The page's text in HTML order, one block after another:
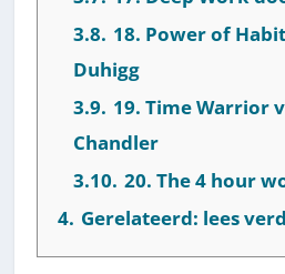
3.8. 18. Power of
Duhigg
3.9. 19. Time Warrior
Chandler
3.10. 20. The 4 hour
4. Gerelateerd: lees